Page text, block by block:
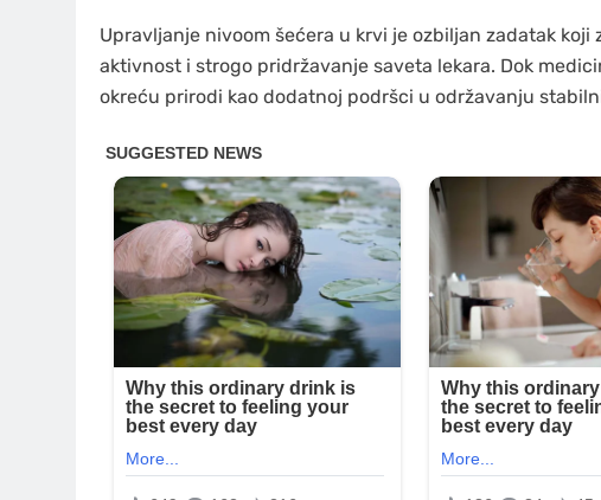
Upravljanje nivoom šećera u krvi je ozbiljan zadatak
aktivnost i strogo pridržavanje saveta lekara. Dok
okreću prirodi kao dodatnoj podršci u održavanju